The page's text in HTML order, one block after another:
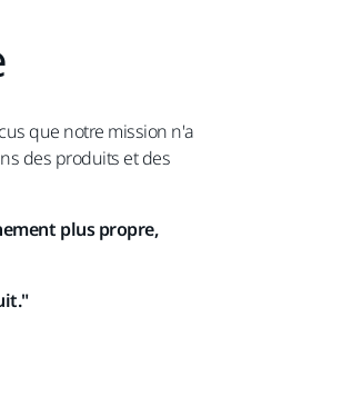
que notre mission n'a
des produits et des
plus propre,